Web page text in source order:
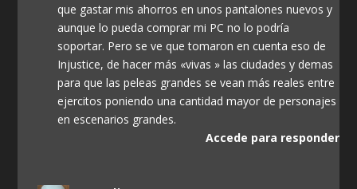
que gastar mis ahorros en unos pantalones nuevos y
aunque lo pueda comprar mi PC no lo podría
soportar. Pero se ve que tomaron en cuenta eso de
Injustice, de hacer más «vivas » las ciudades y demas
para que las peleas grandes se vean más reales entre
ejercitos poniendo una cantidad mayor de personajes
en escenarios grandes.
Accede para responder